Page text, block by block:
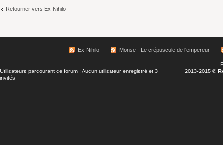
Retourner vers Ex-Nihilo
Ex-Nihilo Monse - Le crépuscule de l'empereur
Utilisateurs parcourant ce forum : Aucun utilisateur enregistré et 3
invités
2013-2015 ©